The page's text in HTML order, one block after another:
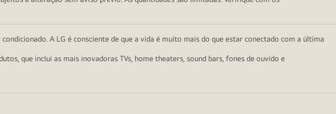
A LG é consciente de que a vida é muito mais do que estar conectado com a última
que inclui as mais inovadoras TVs, home theaters, sound bars, fones de ouvido e